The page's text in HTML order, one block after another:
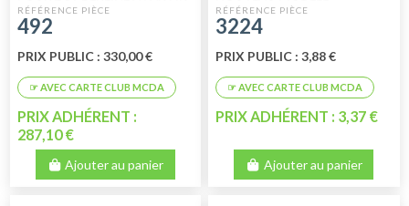
DE 1965 A 1990
492
PRIX PUBLIC : 330,00 €
PRIX ADHÉRENT :
287,10 €
Ajouter au panier
3224
PRIX PUBLIC : 3,88 €
PRIX ADHÉRENT : 3,37 €
Ajouter au panier